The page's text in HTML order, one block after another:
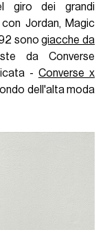
giro dei grandi
Jordan, Magic
sonogiacche da
da Converse
- Converse x
dell'alta moda